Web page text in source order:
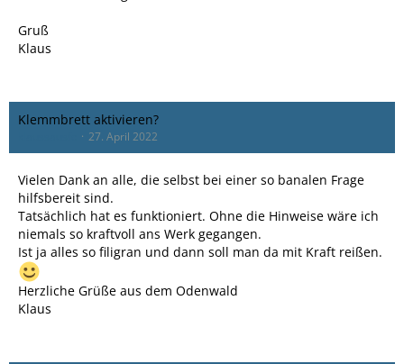
Gruß
Klaus
Klemmbrett aktivieren?
27. April 2022
Vielen Dank an alle, die selbst bei einer so banalen Frage
hilfsbereit sind.
Tatsächlich hat es funktioniert. Ohne die Hinweise wäre ich
niemals so kraftvoll ans Werk gegangen.
Ist ja alles so filigran und dann soll man da mit Kraft reißen.
Herzliche Grüße aus dem Odenwald
Klaus